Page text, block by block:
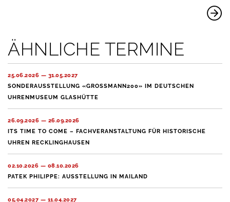
ÄHNLICHE TERMINE
25.06.2026 — 31.05.2027
SONDERAUSSTELLUNG «GROSSMANN200» IM DEUTSCHEN
UHRENMUSEUM GLASHÜTTE
26.09.2026 — 26.09.2026
ITS TIME TO COME – FACHVERANSTALTUNG FÜR HISTORISCHE
UHREN RECKLINGHAUSEN
02.10.2026 — 08.10.2026
PATEK PHILIPPE: AUSSTELLUNG IN MAILAND
05.04.2027 — 11.04.2027